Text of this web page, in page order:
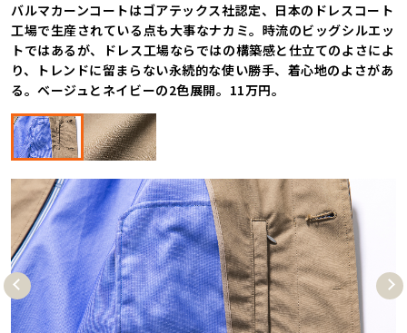
バルマカーンコートはゴアテックス社認定、日本のドレスコート
工場で生産されている点も大事なナカミ。時流のビッグシルエッ
トではあるが、ドレス工場ならではの構築感と仕立てのよさによ
り、トレンドに留まらない永続的な使い勝手、着心地のよさがあ
る。ベージュとネイビーの2色展開。11万円。
Pre
vio
us
Nex
t